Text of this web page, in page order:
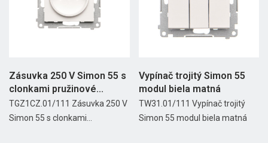
Zásuvka 250 V Simon 55 s
clonkami pružinové...
TGZ1CZ.01/111 Zásuvka 250 V
Simon 55 s clonkami...
Vypínač trojitý Simon 55
modul biela matná
TW31.01/111 Vypínač trojitý
Simon 55 modul biela matná